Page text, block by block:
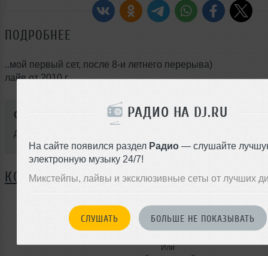
РАДИО НА DJ.RU
На сайте появился раздел Радио — слушайте
электронную музыку 24/7!
Микстейпы, лайвы и эксклюзивные сеты от лучших
СЛУШАТЬ БОЛЬШЕ НЕ ПОКАЗЫВАТЬ
ПОДРОБНЕЕ
..мой первый сет, после 8-и летнего перерыва)
лайв от 2010 г.
Стиль: Progressive House
Добавлен: 27 июля 2011, 14:38
КОММЕНТАРИИ
ЗАРЕГИСТРИРУЙТЕСЬ
Или